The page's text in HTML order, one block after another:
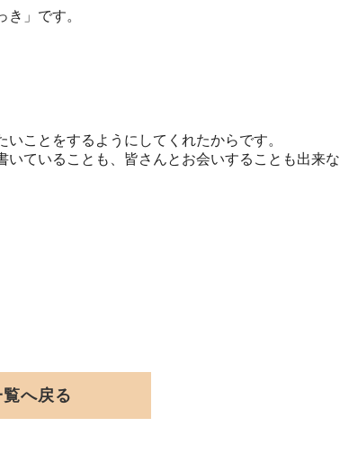
」です。
ことをするようにしてくれたからです。
ていることも、皆さんとお会いすることも出来な
覧へ戻る